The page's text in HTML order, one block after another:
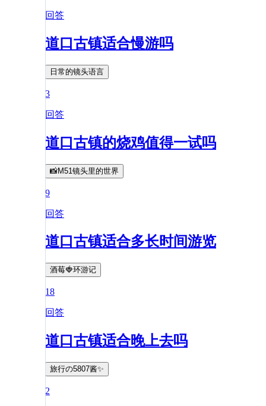
回答
道口古镇适合慢游吗
日常的镜头语言
3
回答
道口古镇的烧鸡值得一试吗
📸M51镜头里的世界
9
回答
道口古镇适合多长时间游览
酒莓🍓环游记
18
回答
道口古镇适合晚上去吗
旅行の5807酱✨
2